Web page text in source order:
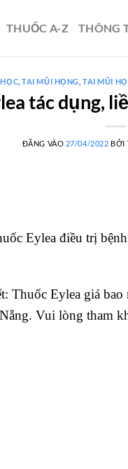
THUỐC A-Z THÔNG
,TAI MŨI HỌNG ,TAI MŨI
tác dụng,
ĐĂNG VÀO 27/04/2022 BỞI
Eylea điều trị
Thuốc Eylea giá
Vui lòng tham